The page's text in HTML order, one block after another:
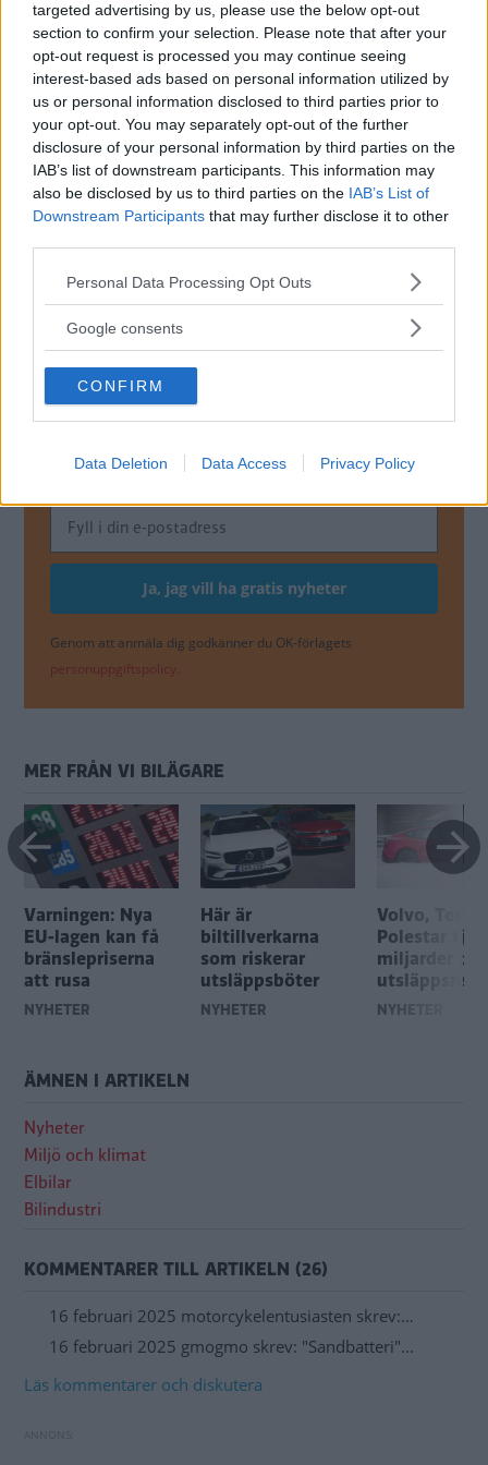
targeted advertising by us, please use the below opt-out
section to confirm your selection. Please note that after your
opt-out request is processed you may continue seeing
interest-based ads based on personal information utilized by
us or personal information disclosed to third parties prior to
your opt-out. You may separately opt-out of the further
disclosure of your personal information by third parties on the
IAB’s list of downstream participants. This information may
also be disclosed by us to third parties on the IAB’s List of
Downstream Participants that may further disclose it to other
Please note that this website/app uses one or more Google
not limited to your visit or usage behaviour. You may click to
use your data for below specified purposes in below Google
consent section.
Personal Data Processing Opt Outs
Google consents
CONFIRM
Data Deletion Data Access Privacy Policy
Nu kan dessa bilmärken få ytterligare en livlina, skriver
Bloomberg. EU kan eventuellt lägga fram ett förslag som
innebär att bilmärken som inte klarar utsläppskraven,
men samtidigt har kvar sina elbilsmål, kan få ”skjuta upp”
bötessmällen – något som redan finns för tunga fordon.
Ett bilmärke somriskerar att få betala böter kan alltså
slippa undan om utsläppsmålen nås senare.
– Om du till exempel inte klarar kraven 2025 kan du
kompensera genom att överprestera under 2026 eller
2027. Jag tycker det är en bra sak, säger EU-
parlamentarikern Peter Liese till nyhetsbyrån.
MISSA INTE KOMMANDE ARTIKLAR OM
Få vårt nyhetsbrev utan kostnad
Genom att anmäla dig godkänner du OK-förlagets
personuppgiftspolicy.
MER FRÅN VI BILÄGARE
Varningen: Nya
EU-lagen kan få
bränslepriserna
att rusa
NYHETER
Här är
biltillverkarna
som riskerar
utsläppsböter
NYHETER
Volvo, Tesla
Polestar
miljarder på
NYHETER
ÄMNEN I ARTIKELN
Nyheter
Miljö och klimat
Elbilar
Bilindustri
KOMMENTARER TILL ARTIKELN (26)
16 februari 2025 motorcykelentusiasten skrev:…
16 februari 2025 gmogmo skrev: "Sandbatteri"…
Läs kommentarer och diskutera